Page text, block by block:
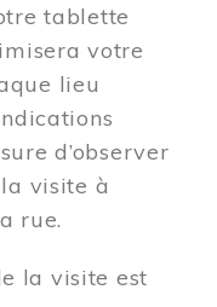
tablette
votre
lieu
d’observer
visite à
rue.
la visite est